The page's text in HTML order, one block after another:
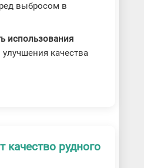
выбросом в
использования
качества
качество рудного